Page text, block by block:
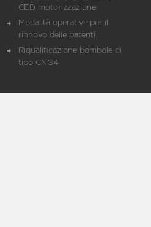
CED motorizzazione
Modalità operative per il
rinnovo delle patenti
Riqualificazione bombole di
tipo CNG4